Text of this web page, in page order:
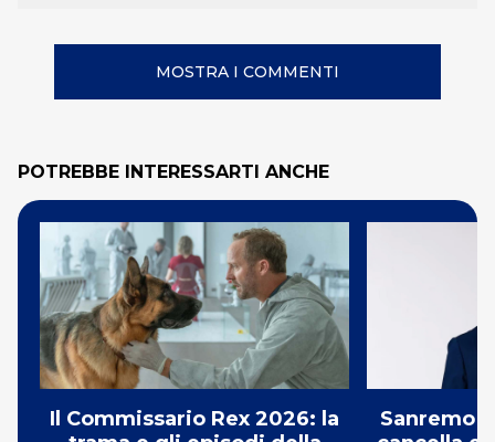
MOSTRA I COMMENTI
POTREBBE INTERESSARTI ANCHE
Il Commissario Rex 2026: la
Sanremo